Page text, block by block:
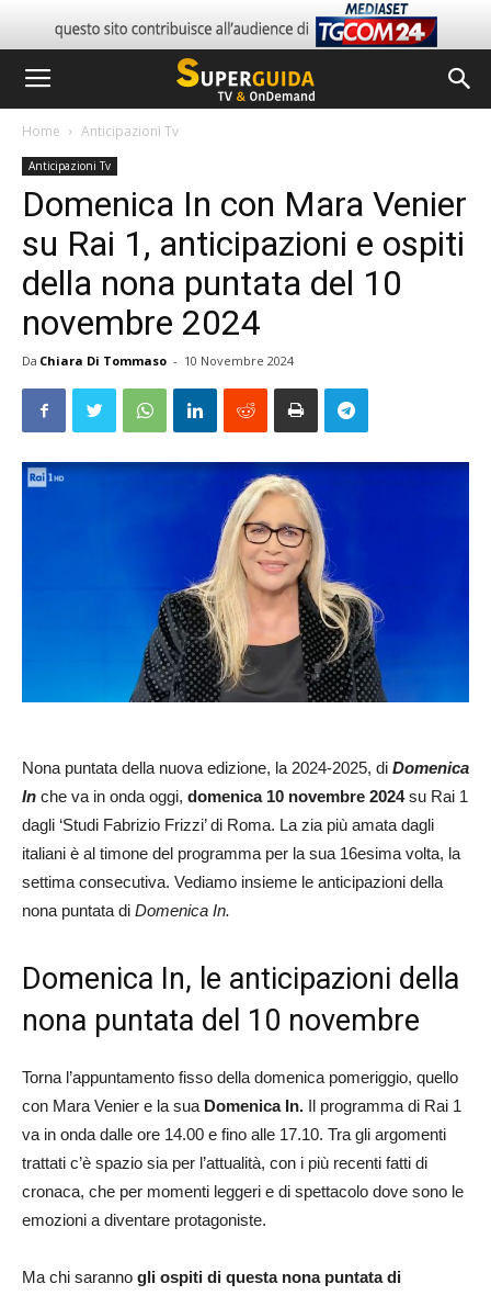
Home Anticipazioni Tv
Anticipazioni Tv
Domenica In con Mara Venier
su Rai 1, anticipazioni e ospiti
della nona puntata del 10
novembre 2024
Da Chiara Di Tommaso - 10 Novembre 2024
Nona puntata della nuova edizione, la 2024-2025, di Domenica
In che va in onda oggi, domenica 10 novembre 2024su Rai 1
dagli ‘Studi Fabrizio Frizzi’ di Roma. La zia più amata dagli
italiani è al timone del programma per la sua 16esima volta, la
settima consecutiva. Vediamo insieme le anticipazioni della
nona puntata di Domenica In.
Domenica In, le anticipazioni della
nona puntata del 10 novembre
Torna l’appuntamento fisso della domenica pomeriggio, quello
con Mara Venier e la sua Domenica In. Il programma di Rai 1
va in onda dalle ore 14.00 e fino alle 17.10. Tra gli argomenti
trattati c’è spazio sia per l’attualità, con i più recenti fatti di
cronaca, che per momenti leggeri e di spettacolo dove sono le
emozioni a diventare protagoniste.
Ma chi saranno gli ospiti di questa nona puntata di